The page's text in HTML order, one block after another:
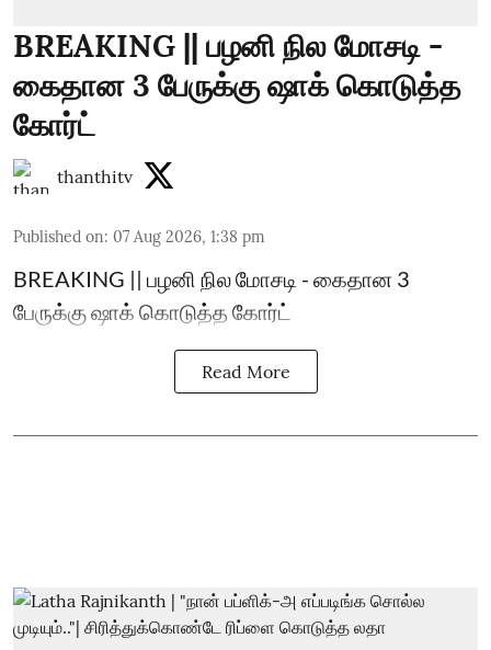
BREAKING || பழனி நில மோசடி -
கைதான 3 பேருக்கு ஷாக் கொடுத்த
கோர்ட்
thanthitv
Published on: 07 Aug 2026, 1:38 pm
BREAKING || பழனி நில மோசடி - கைதான 3
பேருக்கு ஷாக் கொடுத்த கோர்ட்
Read More